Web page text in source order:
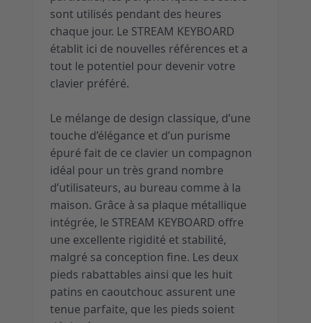
sont utilisés pendant des heures
chaque jour. Le STREAM KEYBOARD
établit ici de nouvelles références et a
tout le potentiel pour devenir votre
clavier préféré.
Le mélange de design classique, d’une
touche d’élégance et d’un purisme
épuré fait de ce clavier un compagnon
idéal pour un très grand nombre
d’utilisateurs, au bureau comme à la
maison. Grâce à sa plaque métallique
intégrée, le STREAM KEYBOARD offre
une excellente rigidité et stabilité,
malgré sa conception fine. Les deux
pieds rabattables ainsi que les huit
patins en caoutchouc assurent une
tenue parfaite, que les pieds soient